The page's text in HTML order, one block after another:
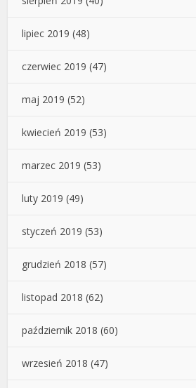
lipiec 2019 (48)
czerwiec 2019 (47)
maj 2019 (52)
kwiecień 2019 (53)
marzec 2019 (53)
luty 2019 (49)
styczeń 2019 (53)
grudzień 2018 (57)
listopad 2018 (62)
październik 2018 (60)
wrzesień 2018 (47)